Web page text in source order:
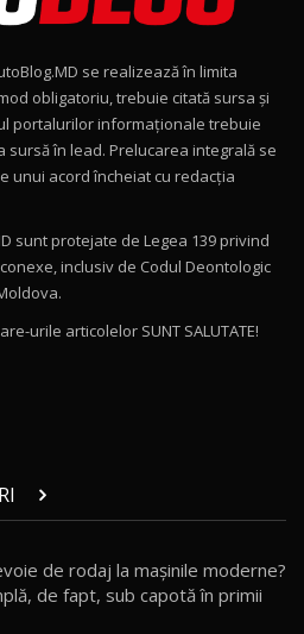
AMG E 53 HYBRID 4MATIC+ / Test
ES90 / Test Drive AutoBlog.MD
/ Test Drive AutoBlog.MD
aventura cu luxul / AutoBlog.MD
face lumea să se întoarcă după el
se realizează în limita
obligatoriu, trebuie citată sursa și
portalurilor informaționale trebuie
sursă în lead. Prelucarea integrală se
unui acord încheiat cu redacţia
sunt protejate de Legea 139 privind
inclusiv de Codul Deontologic
urile articolelor SUNT SALUTATE!
de rodaj la mașinile moderne?
de fapt, sub capotă în primii